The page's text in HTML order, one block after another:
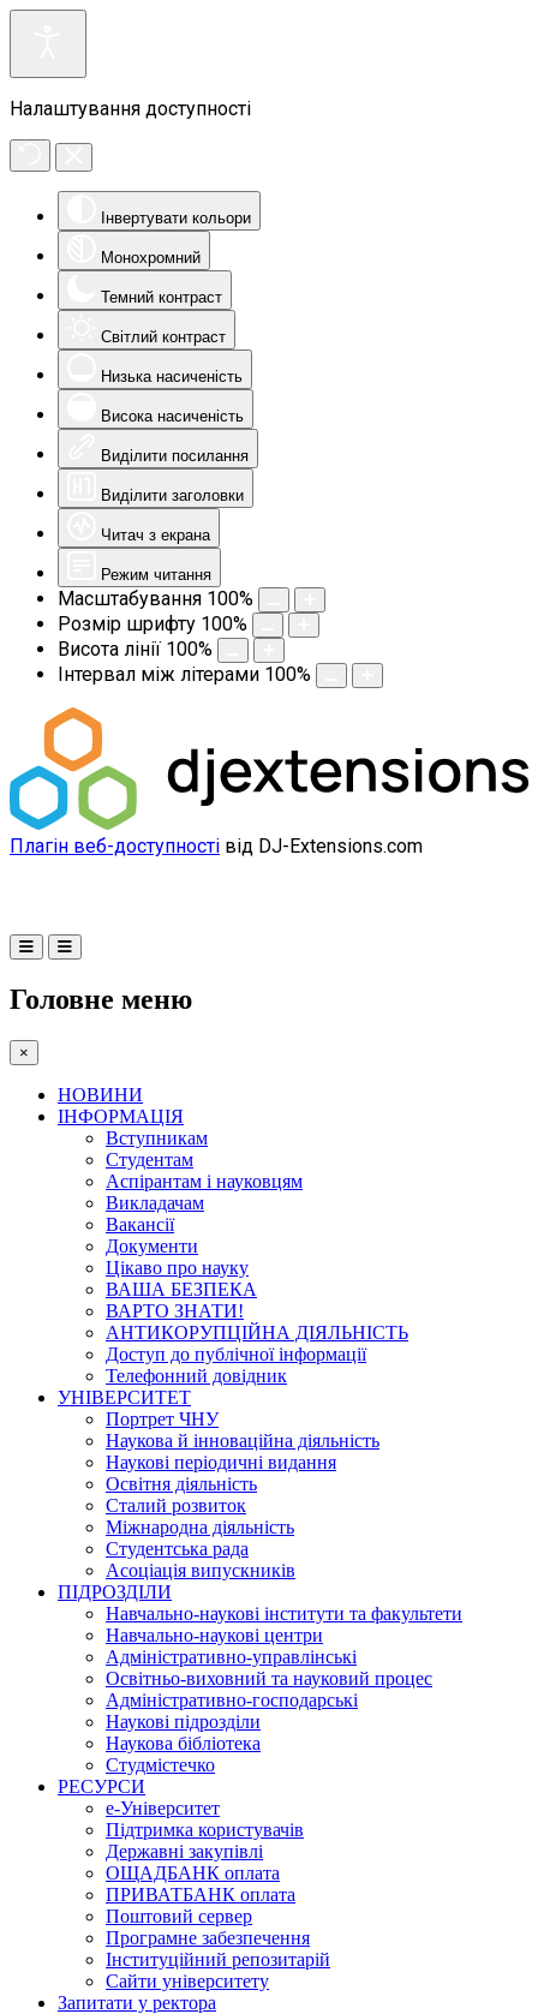
Налаштування доступності
Інвертувати кольори
Монохромний
Темний контраст
Світлий контраст
Низька насиченість
Висока насиченість
Виділити посилання
Виділити заголовки
Читач з екрана
Режим читання
Масштабування 100%
Розмір шрифту 100%
Висота лінії 100%
Інтервал між літерами 100%
Плагін веб-доступності від DJ-Extensions.com
Головне меню
×
НОВИНИ
ІНФОРМАЦІЯ
Вступникам
Студентам
Аспірантам і науковцям
Викладачам
Вакансії
Документи
Цікаво про науку
ВАША БЕЗПЕКА
ВАРТО ЗНАТИ!
АНТИКОРУПЦІЙНА ДІЯЛЬНІСТЬ
Доступ до публічної інформації
Телефонний довідник
УНІВЕРСИТЕТ
Портрет ЧНУ
Наукова й інноваційна діяльність
Наукові періодичні видання
Освітня діяльність
Сталий розвиток
Міжнародна діяльність
Студентська рада
Асоціація випускників
ПІДРОЗДІЛИ
Навчально-наукові інститути та факультети
Навчально-наукові центри
Адміністративно-управлінські
Освітньо-виховний та науковий процес
Адміністративно-господарські
Наукові підрозділи
Наукова бібліотека
Студмістечко
РЕСУРСИ
е-Університет
Підтримка користувачів
Державні закупівлі
ОЩАДБАНК оплата
ПРИВАТБАНК оплата
Поштовий сервер
Програмне забезпечення
Інституційний репозитарій
Сайти університету
Запитати у ректора